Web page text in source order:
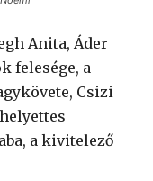
Anita, Áder
felesége, a
Csizi
a kivitelező